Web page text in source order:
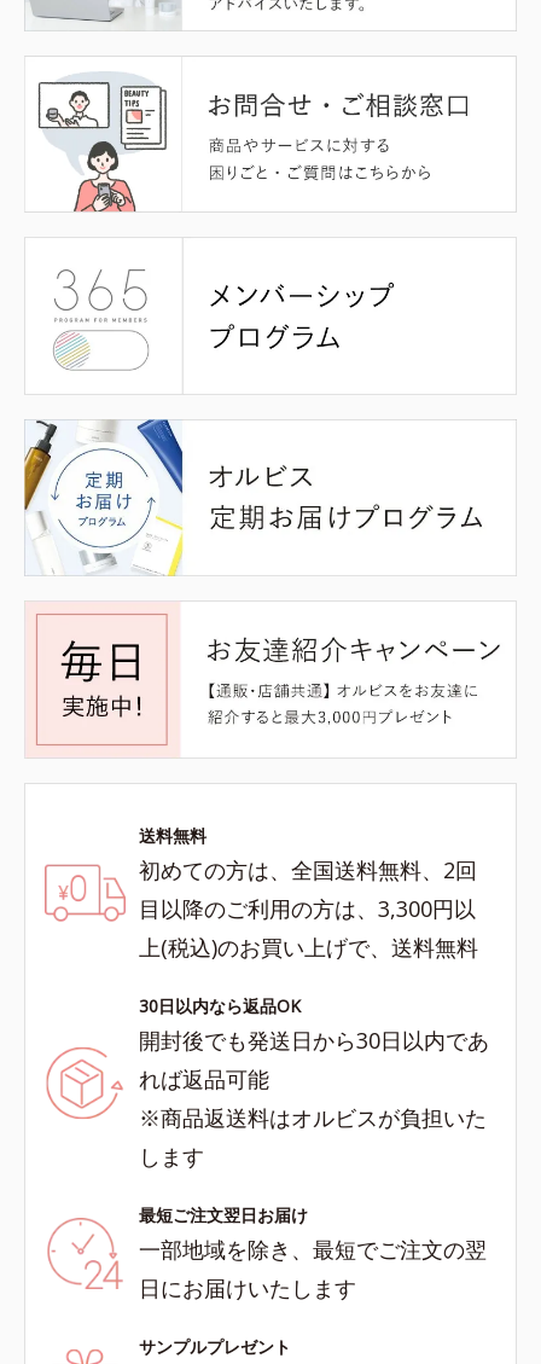
送料無料
初めての方は、全国送料無料、2回
目以降のご利用の方は、3,300円以
上(税込)のお買い上げで、送料無料
30日以内なら返品OK
開封後でも発送日から30日以内であ
れば返品可能
※商品返送料はオルビスが負担いた
します
最短ご注文翌日お届け
一部地域を除き、最短でご注文の翌
日にお届けいたします
サンプルプレゼント